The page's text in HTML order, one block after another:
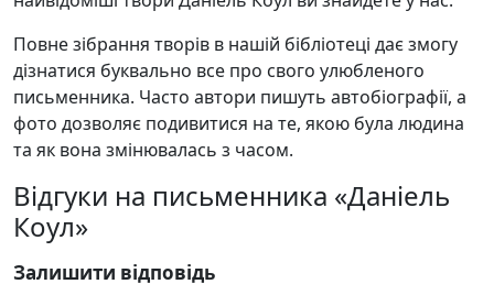
Повне зібрання творів в нашій бібліотеці дає змогу
дізнатися буквально все про свого улюбленого
письменника. Часто автори пишуть автобіографії, а
фото дозволяє подивитися на те, якою була людина
та як вона змінювалась з часом.
Відгуки на письменника «Даніель
Коул»
Залишити відповідь